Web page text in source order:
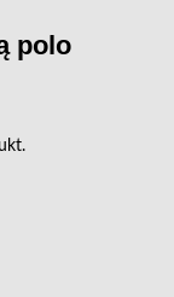
polo